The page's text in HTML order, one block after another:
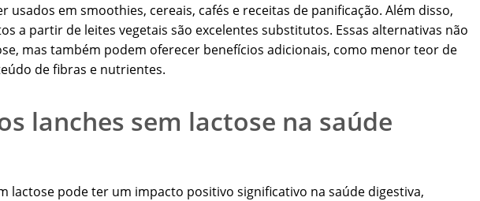
usados em smoothies, cereais, cafés e receitas de panificação. Além disso,
a partir de leites vegetais são excelentes substitutos. Essas alternativas não
mas também podem oferecer benefícios adicionais, como menor teor de
de fibras e nutrientes.
lanches sem lactose na saúde
lactose pode ter um impacto positivo significativo na saúde digestiva,